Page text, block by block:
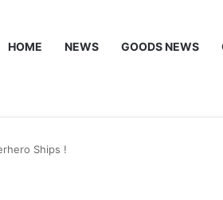
HOME NEWS GOODS NEWS
Ships !